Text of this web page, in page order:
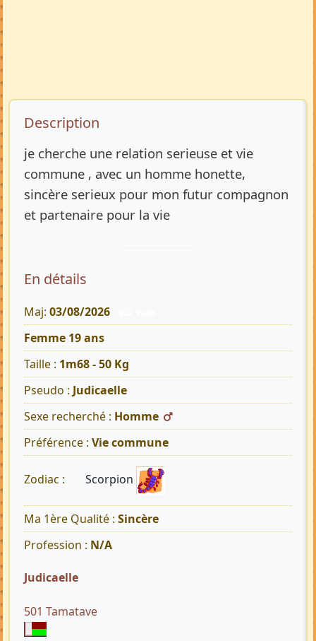
Description de l’annonce
Description
je cherche une relation serieuse et vie
commune , avec un homme honette,
sincère serieux pour mon futur compagnon
et partenaire pour la vie
En détails
Maj: 03/08/2026
Femme 19 ans
Taille : 1m68 - 50 Kg
Pseudo : Judicaelle
Sexe recherché : Homme
Préférence : Vie commune
Zodiac : Scorpion
Ma 1ère Qualité : Sincère
Profession : N/A
Judicaelle
501 Tamatave